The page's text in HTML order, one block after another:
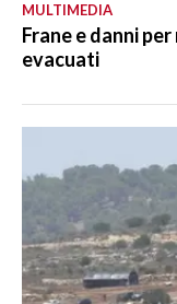
MULTIMEDIA
Frane e danni
evacuati